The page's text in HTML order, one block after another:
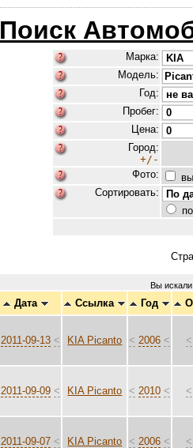
Поиск
Марка:
Модель:
Год:
Пробег:
Цена:
Город:
+/-
Фото:
Сортировать:
Вы
Дата Ссылка Год
2011-09-13 < KIA Picanto < 2006 < <
2011-09-09 < KIA Picanto < 2010 < <
2011-09-07 < KIA Picanto < 2006 < <